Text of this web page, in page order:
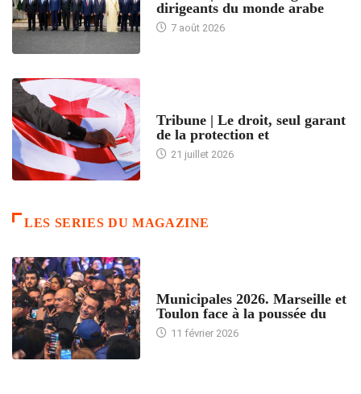
dirigeants du monde arabe
7 août 2026
Tribune | Le droit, seul garant
de la protection et
21 juillet 2026
LES SERIES DU MAGAZINE
Municipales 2026. Marseille et
Toulon face à la poussée du
11 février 2026